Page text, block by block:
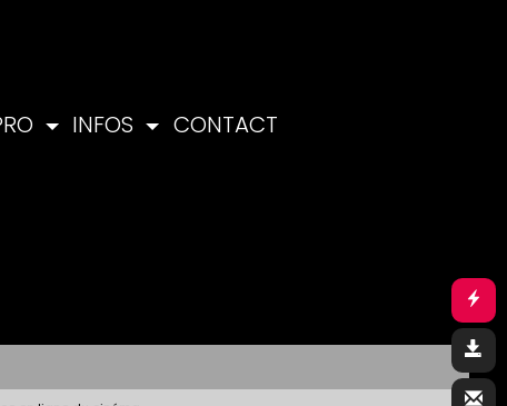
INFOS CONTACT